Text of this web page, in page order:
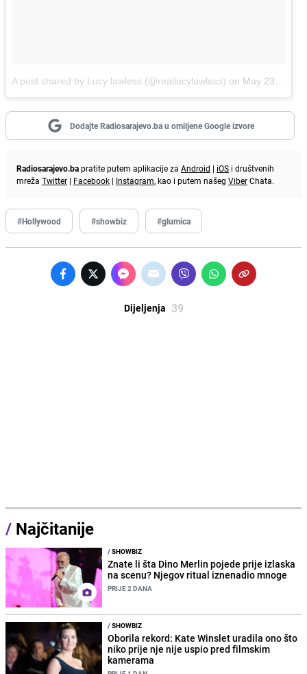
A post shared by Lucy lawless (@reallucylawless) on May 23, 2017 at 7:44pm PDT
Dodajte Radiosarajevo.ba u omiljene Google izvore
Radiosarajevo.bapratite putem aplikacije za Android | iOS i društvenih
mreža Twitter | Facebook | Instagram, kao i putem našeg ViberChata.
#Hollywood #showbiz #glumica
Dijeljenja 39
/ Najčitanije
/SHOWBIZ
Znate li šta Dino Merlin pojede prije izlaska
na scenu? Njegov ritual iznenadio mnoge
PRIJE 2 DANA
/SHOWBIZ
Oborila rekord: Kate Winslet uradila ono što
niko prije nje nije uspio pred filmskim
kamerama